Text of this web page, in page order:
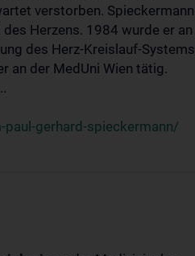
verstorben. Spieckermann
Herzens. 1984 wurde er an
des Herz-Kreislauf-Systems
an der MedUni Wien tätig.
gerhard-spieckermann/